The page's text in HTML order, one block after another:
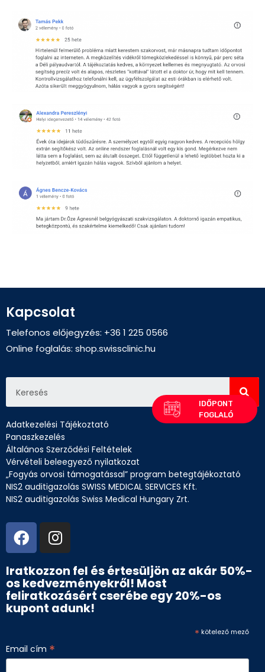
Kapcsolat
Telefonos előjegyzés: +36 1 225 0566
Online foglalás: shop.swissclinic.hu
Adatkezelési Tájékoztató
Panaszkezelés
Általános Szerződési Feltételek
Vérvételi beleegyező nyilatkozat
„Fogyás orvosi támogatással” program betegtájékoztató
NIS2 auditigazolás SWISS MEDICAL SERVICES Kft.
NIS2 auditigazolás Swiss Medical Hungary Zrt.
Iratkozzon fel és értesüljön az akár 50%-
os kedvezményekről! Most
feliratkozásért cserébe egy 20%-os
kupont adunk!
* kötelező mező
Email cím *